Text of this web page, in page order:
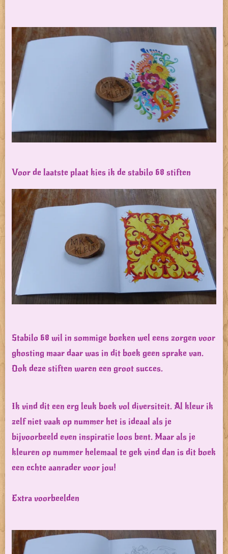
Voor de laatste plaat kies ik de stabilo 68 stiften
Stabilo 68 wil in sommige boeken wel eens zorgen voor
ghosting maar daar was in dit boek geen sprake van.
Ook deze stiften waren een groot succes.
Ik vind dit een erg leuk boek vol diversiteit. Al kleur ik
zelf niet vaak op nummer het is ideaal als je
bijvoorbeeld even inspiratie loos bent. Maar als je
kleuren op nummer helemaal te gek vind dan is dit boek
een echte aanrader voor jou!
Extra voorbeelden